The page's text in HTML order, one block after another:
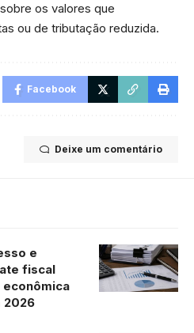
os valores que
ou de tributação reduzida.
Facebook
Deixe um comentário
e
fiscal
2026